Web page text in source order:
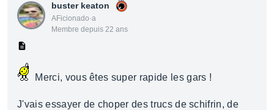
buster keaton
AFicionado·a
Membre depuis 22 ans
Merci, vous êtes super rapide les gars !
J'vais essayer de choper des trucs de schifrin, de